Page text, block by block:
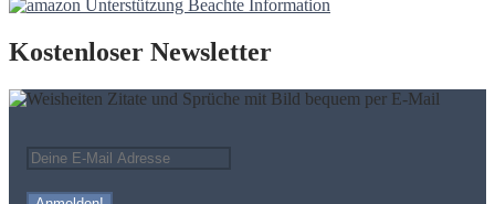
Kostenloser Newsletter